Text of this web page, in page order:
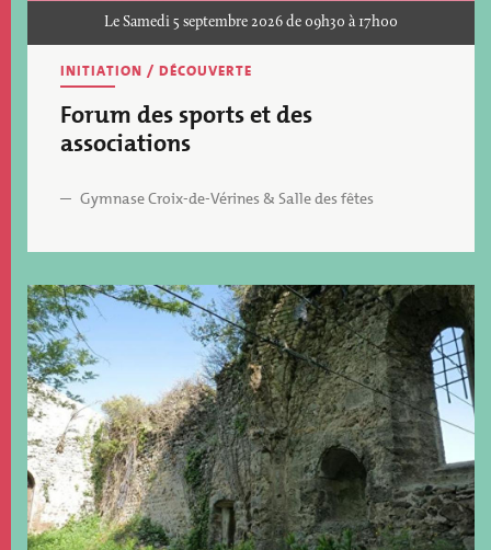
Le Samedi 5 septembre 2026 de 09h30 à 17h00
INITIATION / DÉCOUVERTE
Forum des sports et des
associations
Gymnase Croix-de-Vérines & Salle des fêtes
Image